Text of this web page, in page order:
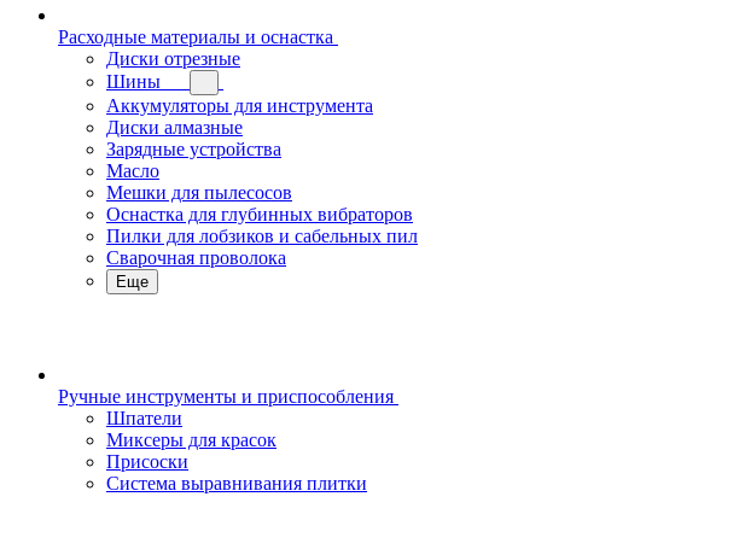
Расходные материалы и оснастка
Диски отрезные
Шины
Аккумуляторы для инструмента
Диски алмазные
Зарядные устройства
Масло
Мешки для пылесосов
Оснастка для глубинных вибраторов
Пилки для лобзиков и сабельных пил
Сварочная проволока
Еще
Ручные инструменты и приспособления
Шпатели
Миксеры для красок
Присоски
Система выравнивания плитки